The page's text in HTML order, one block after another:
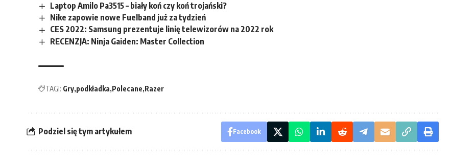
Laptop Amilo Pa3515 – biały koń czy koń trojański?
Nike zapowie nowe Fuelband już za tydzień
CES 2022: Samsung prezentuje linię telewizorów na 2022 rok
RECENZJA: Ninja Gaiden: Master Collection
TAGI: Gry podkładka Polecane Razer
Podziel się tym artykułem Facebook